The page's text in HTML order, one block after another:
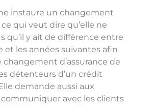
instaure un changement
qui veut dire qu’elle ne
qu’il y ait de différence entre
et les années suivantes afin
changement d’assurance de
détenteurs d’un crédit
demande aussi aux
avec les clients